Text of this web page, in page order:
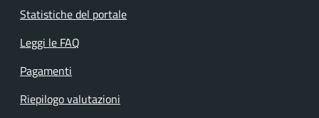
Statistiche del portale
Leggi le FAQ
Pagamenti
Riepilogo valutazioni